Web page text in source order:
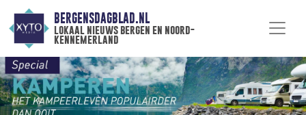
BERGENSDAGBLAD.NL
lokaal nieuws bergen en noord-
kennemerland